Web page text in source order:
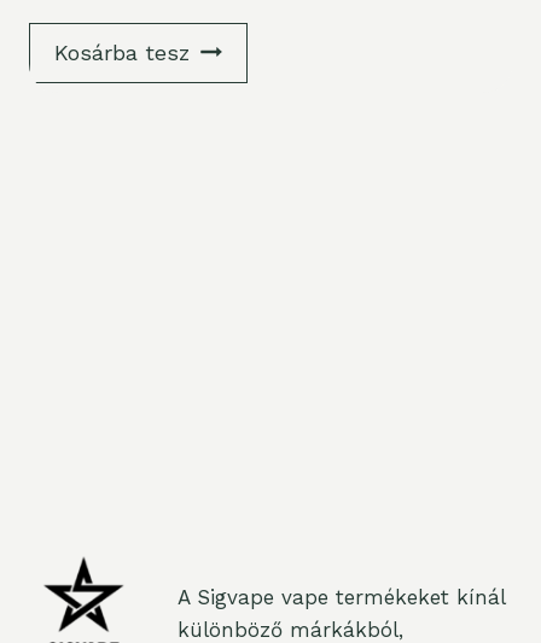
Kosárba tesz
A Sigvape vape termékeket kínál
különböző márkákból,